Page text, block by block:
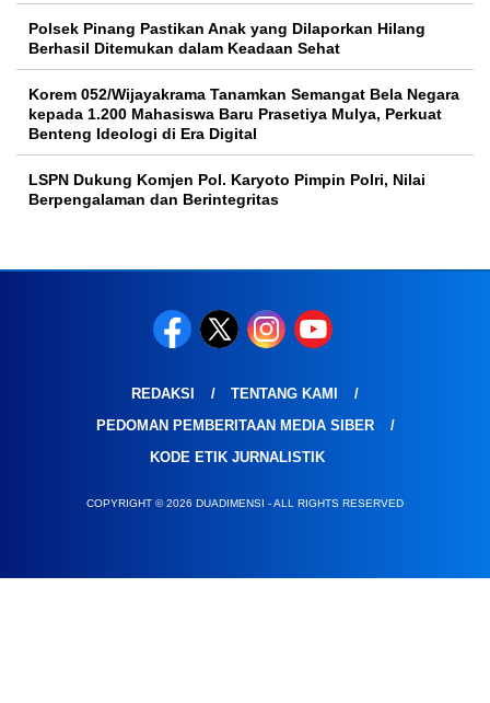
Polsek Pinang Pastikan Anak yang Dilaporkan Hilang
Berhasil Ditemukan dalam Keadaan Sehat
Korem 052/Wijayakrama Tanamkan Semangat Bela Negara
kepada 1.200 Mahasiswa Baru Prasetiya Mulya, Perkuat
Benteng Ideologi di Era Digital
LSPN Dukung Komjen Pol. Karyoto Pimpin Polri, Nilai
Berpengalaman dan Berintegritas
REDAKSI
TENTANG KAMI
PEDOMAN PEMBERITAAN MEDIA SIBER
KODE ETIK JURNALISTIK
COPYRIGHT © 2026 DUADIMENSI - ALL RIGHTS RESERVED